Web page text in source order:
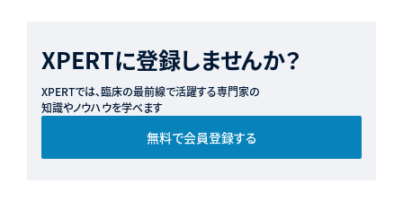
XPERTに登録しませんか？
XPERTでは、臨床の最前線で活躍する専門家の
知識やノウハウを学べます
無料で会員登録する